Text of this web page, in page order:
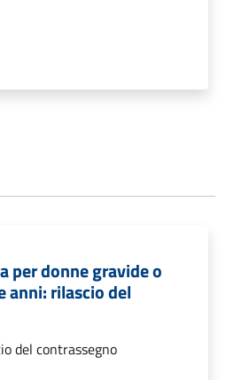
per donne gravide o
anni: rilascio del
del contrassegno